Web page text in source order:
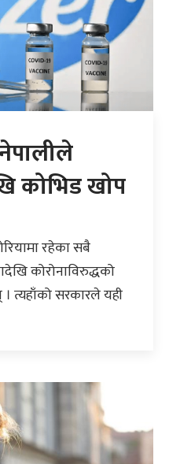
कोभिड खोप
रहेका सबै
कोरोनाविरुद्धको
त्यहाँको सरकारले यही